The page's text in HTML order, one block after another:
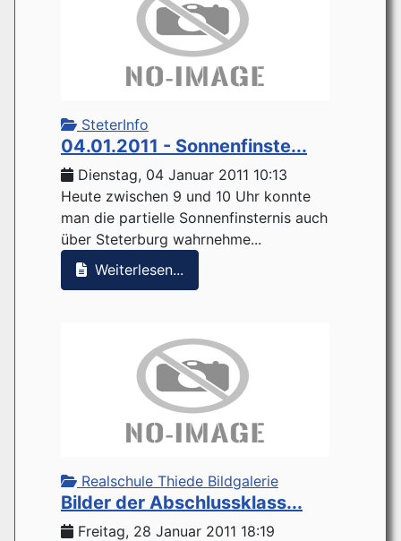
SteterInfo
04.01.2011 - Sonnenfinste...
Dienstag, 04 Januar 2011 10:13
Heute zwischen 9 und 10 Uhr konnte
man die partielle Sonnenfinsternis auch
über Steterburg wahrnehme...
Weiterlesen...
Realschule Thiede Bildgalerie
Bilder der Abschlussklass...
Freitag, 28 Januar 2011 18:19